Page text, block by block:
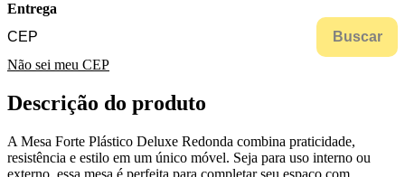
Entrega
Buscar
Não sei meu CEP
Descrição do produto
A Mesa Forte Plástico Deluxe Redonda combina praticidade,
resistência e estilo em um único móvel. Seja para uso interno ou